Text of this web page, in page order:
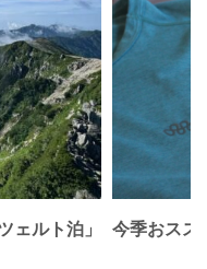
ェルト泊」
今季おスス